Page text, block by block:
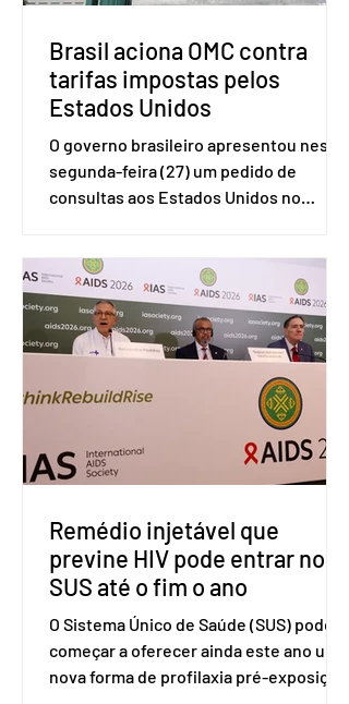
Brasil aciona OMC contra
tarifas impostas pelos
Estados Unidos
O governo brasileiro apresentou nesta
segunda-feira (27) um pedido de
consultas aos Estados Unidos no
(OMC), contestando duas medidas
tarifárias adotadas pelo país norte-
americano com base na Seção 301 da
Lei de Comércio de 1974. Segundo nota
divulgada pelo Ministério das Relações
Exteriores, o Brasil considera que as
incompatíveis com as obrigações
assumidas pelos Estados Unid
Remédio injetável que
previne HIV pode entrar no
SUS até o fim o ano
O Sistema Único de Saúde (SUS) pode
começar a oferecer ainda este ano uma
nova forma de profilaxia pré-exposição